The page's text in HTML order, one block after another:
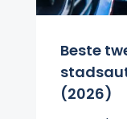
Beste
(2026)